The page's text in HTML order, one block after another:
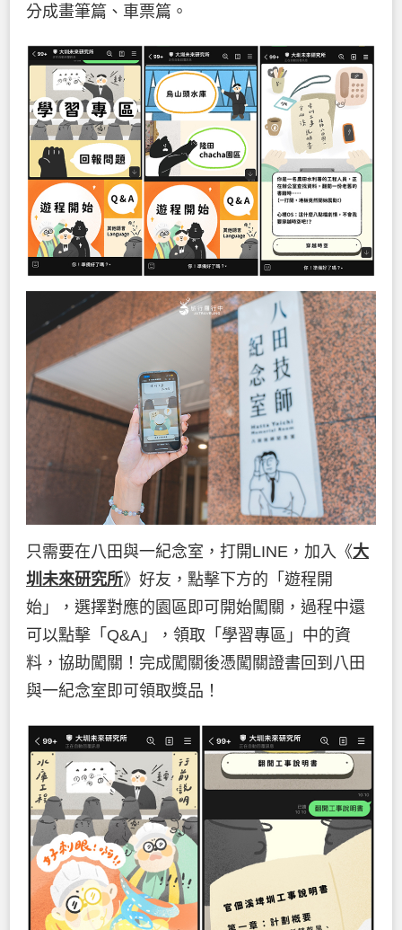
分成畫筆篇、車票篇。
只需要在八田與一紀念室，打開LINE，加入《大
圳未來研究所》好友，點擊下方的「遊程開
始」，選擇對應的園區即可開始闖關，過程中還
可以點擊「Q&A」，領取「學習專區」中的資
料，協助闖關！完成闖關後憑闖關證書回到八田
與一紀念室即可領取獎品！